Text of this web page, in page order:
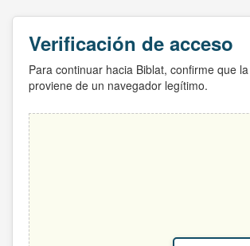
Verificación de acceso
Para continuar hacia Biblat, confirme que
proviene de un navegador legítimo.